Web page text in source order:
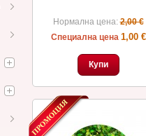
Нормална цена: 2,00 €
Специална цена 1,00 €
Купи